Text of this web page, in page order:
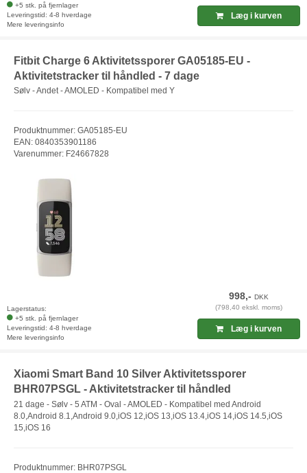
+5 stk. på fjernlager
Leveringstid: 4-8 hverdage
Mere leveringsinfo
Læg i kurven
Fitbit Charge 6 Aktivitetssporer GA05185-EU -
Aktivitetstracker til håndled - 7 dage
Sølv - Andet - AMOLED - Kompatibel med Y
Produktnummer: GA05185-EU
EAN: 0840353901186
Varenummer: F24667828
Lagerstatus:
+5 stk. på fjernlager
Leveringstid: 4-8 hverdage
Mere leveringsinfo
998,-DKK
(798,40 ekskl. moms)
Læg i kurven
Xiaomi Smart Band 10 Silver Aktivitetssporer
BHR07PSGL - Aktivitetstracker til håndled
21 dage - Sølv - 5 ATM - Oval - AMOLED - Kompatibel med Android
8.0,Android 8.1,Android 9.0,iOS 12,iOS 13,iOS 13.4,iOS 14,iOS 14.5,iOS
15,iOS 16
Produktnummer: BHR07PSGL